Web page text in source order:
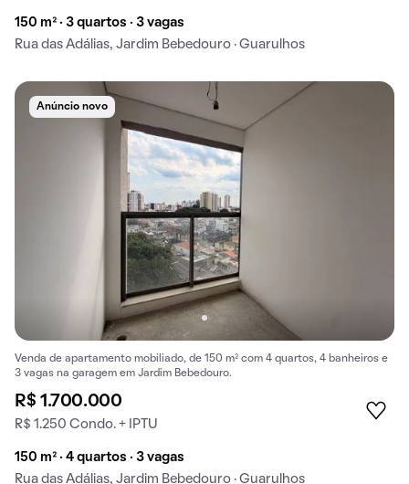
150 m² · 3 quartos · 3 vagas
Rua das Adálias, Jardim Bebedouro · Guarulhos
Anúncio novo
Venda de apartamento mobiliado, de 150 m² com 4 quartos, 4 banheiros e
3 vagas na garagem em Jardim Bebedouro.
R$ 1.700.000
R$ 1.250 Condo. + IPTU
150 m² · 4 quartos · 3 vagas
Rua das Adálias, Jardim Bebedouro · Guarulhos